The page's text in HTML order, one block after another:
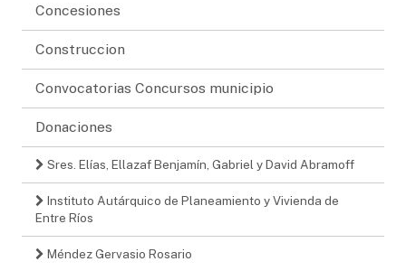
Concesiones
Construccion
Convocatorias Concursos municipio
Donaciones
Sres. Elías, Ellazaf Benjamín, Gabriel y David Abramoff
Instituto Autárquico de Planeamiento y Vivienda de
Entre Ríos
Méndez Gervasio Rosario